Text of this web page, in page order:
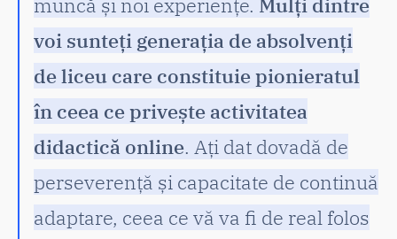
voi sunteți generația de absolvenți
de liceu care constituie pionieratul
în ceea ce privește activitatea
didactică online. Ați dat dovadă de
perseverență și capacitate de continuă
adaptare, ceea ce vă va fi de real folos